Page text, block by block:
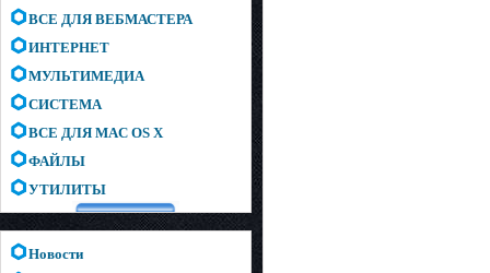
ВСЕ ДЛЯ ВЕБМАСТЕРА
ИНТЕРНЕТ
МУЛЬТИМЕДИА
СИСТЕМА
ВСЕ ДЛЯ MAC OS X
ФАЙЛЫ
УТИЛИТЫ
Новости